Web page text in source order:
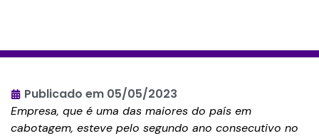
Publicado em 05/05/2023
Empresa, que é uma das maiores do país em
cabotagem, esteve pelo segundo ano consecutivo no